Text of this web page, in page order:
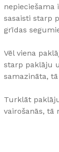
sasaisti starp
grīdas
Vēl viena
starp paklāju
samazināta,
Turklāt
vairošanās, tā